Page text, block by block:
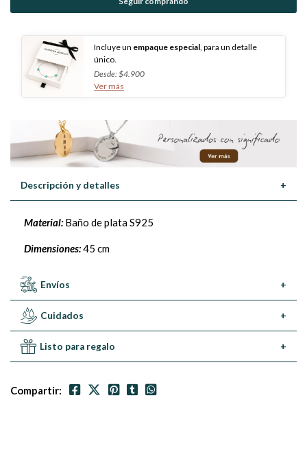
Incluye un empaque especial , para un detalle
único.
Desde: $4.900
Ver más
Descripción y detalles +
Material:Baño de plata S925
Dimensiones:45 cm
Envíos +
Cuidados +
Listo para regalo +
Compartir: